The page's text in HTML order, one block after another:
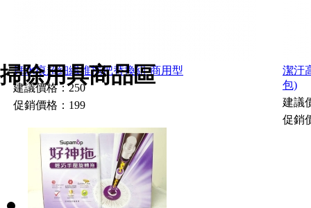
舞水痕超細纖維拖把替換組-商用型
建議價格：250
促銷價格：199
潔汙
包)
建議
促銷
掃除用具商品區